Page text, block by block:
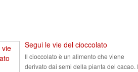
Segui le vie del cioccolato
Il cioccolato è un alimento che viene
derivato dai semi della pianta del cacao.